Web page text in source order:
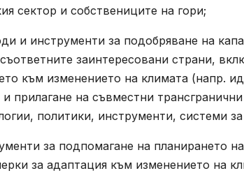
сектор и собствениците на гори;
и инструменти за подобряване на
заинтересовани страни,
към изменението на климата (напр.
прилагане на съвместни
политики, инструменти, системи
за подпомагане на планирането
за адаптация към изменението на